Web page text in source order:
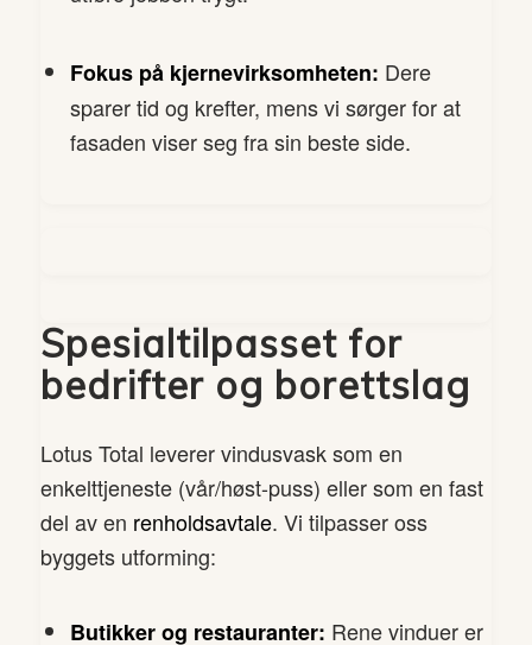
Fokus på kjernevirksomheten: Dere
sparer tid og krefter, mens vi sørger for at
fasaden viser seg fra sin beste side.
Spesialtilpasset for
bedrifter og borettslag
Lotus Total leverer vindusvask som en
enkelttjeneste (vår/høst-puss) eller som en fast
del av en renholdsavtale. Vi tilpasser oss
byggets utforming:
Butikker og restauranter: Rene vinduer er